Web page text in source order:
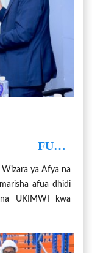
FUND
TB
ya Afya na
afua dhidi
UKIMWI kwa